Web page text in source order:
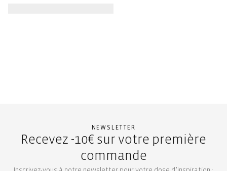
NEWSLETTER
Recevez -10€ sur votre première
commande